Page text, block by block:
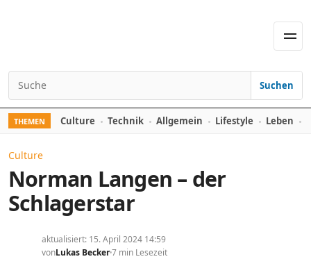
Search for:
Suchen
THEMEN Culture Technik Allgemein Lifestyle Leben
Culture
Norman Langen – der
Schlagerstar
aktualisiert: 15. April 2024 14:59
vonLukas Becker7 min Lesezeit